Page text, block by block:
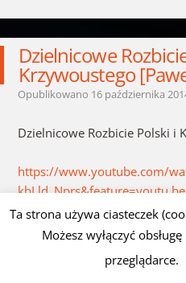
Dzielnicowe
Krzywoustego
Opublikowano 16 października
Dzielnicowe Rozbicie Polski i
https://www.youtube.com/
kbLld_Nprs&feature=youtu.be
Ta strona używa ciasteczek
Możesz wyłączyć
przeglądarce.